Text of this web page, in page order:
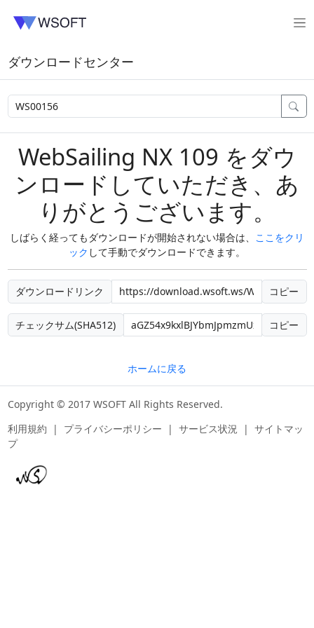
ダウンロードセンター
WebSailing NX 109 をダウ
ンロードしていただき、あ
りがとうございます。
しばらく経ってもダウンロードが開始されない場合は、 ここをクリ
ック して手動でダウンロードできます。
ダウンロードリンク コピー
チェックサム(SHA512) コピー
ホームに戻る
Copyright © 2017 WSOFT All Rights Reserved.
利用規約 | プライバシーポリシー | サービス状況| サイトマッ
プ